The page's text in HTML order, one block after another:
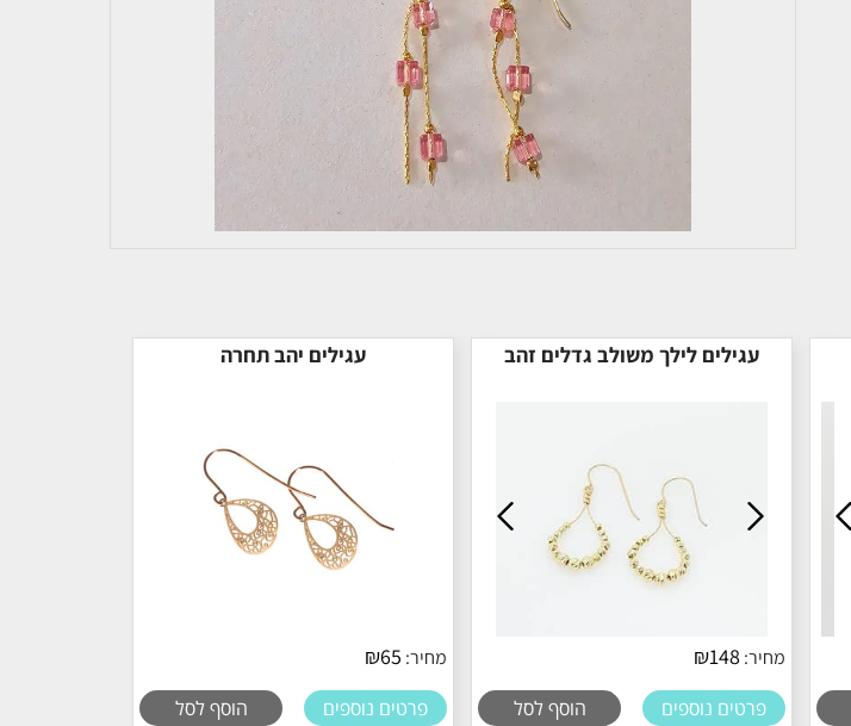
עגילים לילך משולב גדלים זהב
מחיר: ₪148
פרטים נוספים הוסף לסל
עגילים יהב תחרה
מחיר: ₪65
פרטים נוספים הוסף לסל